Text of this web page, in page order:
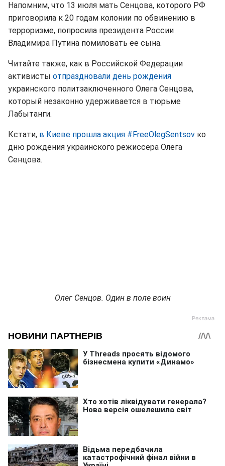
Напомним, что 13 июля мать Сенцова, которого РФ
приговорила к 20 годам колонии по обвинению в
терроризме, попросила президента России
Владимира Путина помиловать ее сына.
Читайте также, как в Российской Федерации
активисты отпраздновали день рождения
украинского политзаключенного Олега Сенцова,
который незаконно удерживается в тюрьме
Лабытанги.
Кстати, в Киеве прошла акция #FreeOlegSentsov ко
дню рождения украинского режиссера Олега
Сенцова.
Олег Сенцов. Один в поле воин